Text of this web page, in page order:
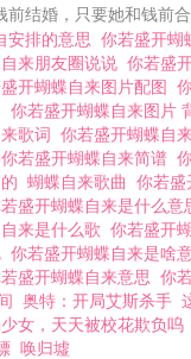
结婚，只要她和钱前
安排的意思 你若盛开蝴
来朋友圈说说 你若盛
开蝴蝶自来图片配图
你若盛开蝴蝶自来图片
歌词 你若盛开蝴蝶自
你若盛开蝴蝶自来简谱
蝴蝶自来歌曲 你若
盛开蝴蝶自来是什么意
来是什么歌 你若盛开
你若盛开蝴蝶自来是啥
盛开蝴蝶自来意思 你
奥特：开局艾斯杀手
女，天天被校花欺负呜
唤归墟